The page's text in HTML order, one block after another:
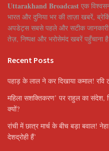
Uttarakhand Broadcast एक
भारत और दुनिया भर की ताज़ा खबरें,
अपडेट्स सबसे पहले और सटीक जानकारी
तेज़, निष्पक्ष और भरोसेमंद खबरें पहुँचाना
Recent Posts
पहाड़ के लाल ने कर दिखाया कमाल! रवि
महिला सशक्तिकरण’ पर राहुल का संदेश,
क्यों?
रांची में छात्र मार्च के बीच बड़ा बवाल!
देशद्रोही हैं’